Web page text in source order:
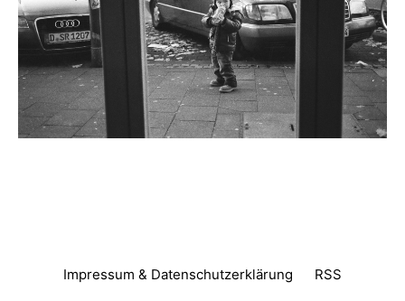
Impressum & Datenschutzerklärung RSS